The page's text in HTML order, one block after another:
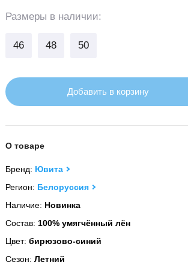
Размеры в наличии:
46 48 50
Добавить в корзину
О товаре
Бренд: Ювита
Регион: Белоруссия
Наличие: Новинка
Состав: 100% умягчённый лён
Цвет: бирюзово-синий
Сезон: Летний